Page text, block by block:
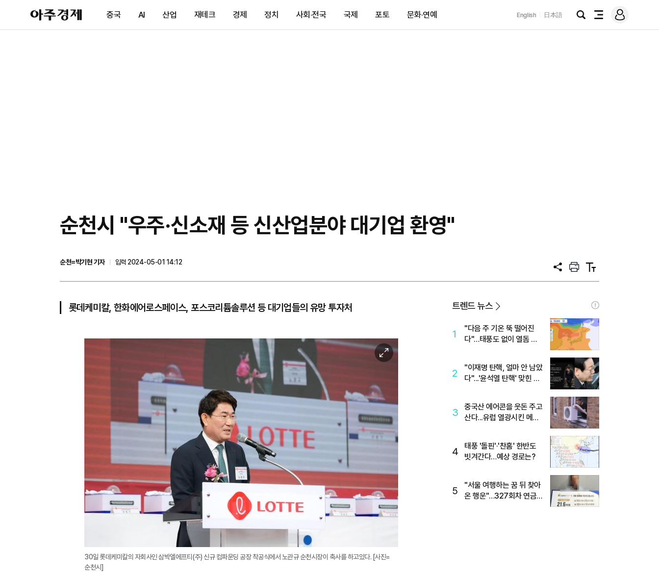
아
주
제
중국 AI 산업 재테크 경제 정치 사회·전국 국제 포토 문화·연예 English 日本語
검
전
메
그
순천시 "우주·신소재 등 신산업분야 대기업 환영"
순천=박기현 기자
입력 2024-05-01 14:12
공
프
트
텍
트
롯데케미칼, 한화에어로스페이스, 포스코리튬솔루션 등 대기업들의 유망 투자처
이
미
확
대
30일 롯데케미칼의 자회사인 삼박엘에프티(주) 신규 컴파운딩 공장 착공식에서 노관규 순천시장이 축사를 하고있다. [사진=
순천시]
트렌드 뉴스
1
"다음 주 기온 뚝 떨어진
다"…태풍도 없이 열돔 박
2
"이재명 탄핵, 얼마 안 남았
다"...'윤석열 탄핵' 맞힌 무
3
중국산 에어콘을 웃돈 주고
산다...유럽 열광시킨 메이
4
태풍 '돌핀'·'찬홈' 한반도
빗겨간다…예상 경로는?
5
"서울 여행하는 꿈 뒤 찾아
온 행운"…327회차 연금